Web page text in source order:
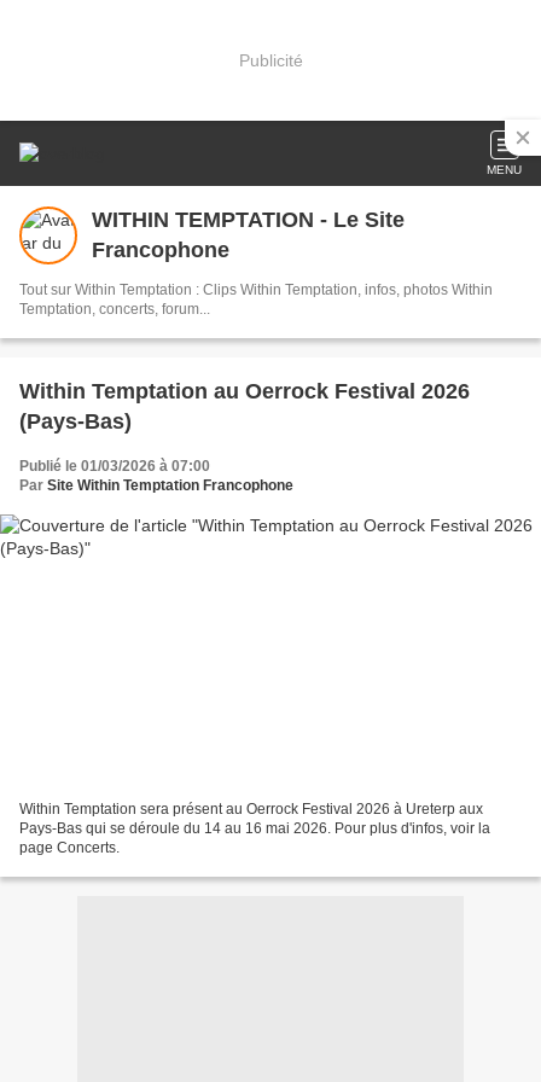
Publicité
MENU
WITHIN TEMPTATION - Le Site
Francophone
Tout sur Within Temptation : Clips Within Temptation, infos, photos Within
Temptation, concerts, forum...
Within Temptation au Oerrock Festival 2026
(Pays-Bas)
Publié le 01/03/2026 à 07:00
Par Site Within Temptation Francophone
Within Temptation sera présent au Oerrock Festival 2026 à Ureterp aux
Pays-Bas qui se déroule du 14 au 16 mai 2026. Pour plus d'infos, voir la
page Concerts.